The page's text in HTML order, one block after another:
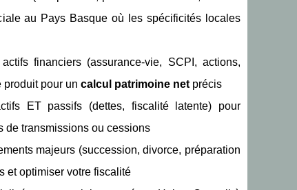
au Pays Basque où les spécificités locales
financiers (assurance-vie, SCPI, actions,
pour un calcul patrimoine net précis
ET passifs (dettes, fiscalité latente) pour
de transmissions ou cessions
majeurs (succession, divorce, préparation
et optimiser votre fiscalité